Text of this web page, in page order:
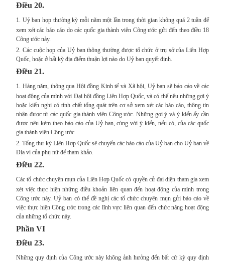
Điều 20.
1. Uỷ ban họp thường kỳ mỗi năm một lần trong thời gian không quá 2 tuần để
xem xét các báo cáo do các quốc gia thành viên Công ước gửi đến theo điều 18
Công ước này.
2. Các cuộc họp của Uỷ ban thông thường được tổ chức ở trụ sở của Liên Hợp
Quốc, hoặc ở bất kỳ địa điểm thuận lợi nào do Uỷ ban quyết định.
Điều 21.
1. Hàng năm, thông qua Hội đồng Kinh tế và Xã hội, Uỷ ban sẽ báo cáo về các
hoạt động của mình với Đại hội đồng Liên Hợp Quốc, và có thể nêu những gợi ý
hoặc kiến nghị có tính chất tổng quát trên cơ sở xem xét các báo cáo, thông tin
nhận được từ các quốc gia thành viên Công ước. Những gợi ý và ý kiến ấy cần
được nêu kèm theo báo cáo của Uỷ ban, cùng với ý kiến, nếu có, của các quốc
gia thành viên Công ước.
2. Tổng thư ký Liên Hợp Quốc sẽ chuyển các báo cáo của Uỷ ban cho Uỷ ban về
Địa vị của phụ nữ để tham khảo.
Điều 22.
Các tổ chức chuyên mụn của Liên Hợp Quốc có quyền cử đại diện tham gia xem
xét việc thực hiện những điều khoản liên quan đến hoạt động của mình trong
Công ước này. Uỷ ban có thể đề nghị các tổ chức chuyên mụn gửi báo cáo về
việc thực hiện Công ước trong các lĩnh vực liên quan đến chức năng hoạt động
của những tổ chức này.
Phần VI
Điều 23.
Những quy định của Công ước này không ảnh hưởng đến bất cứ kỳ quy định